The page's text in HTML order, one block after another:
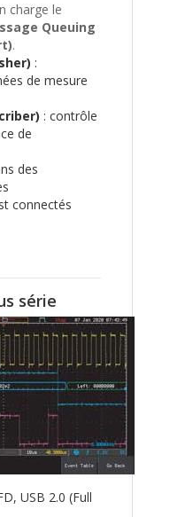
charge le
Queuing
.
:
de mesure
: contrôle
de
des
connectés
série
USB 2.0 (Full